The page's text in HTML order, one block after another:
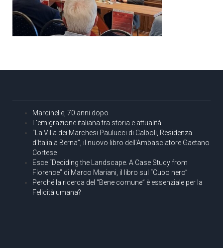
Marcinelle, 70 anni dopo
L’emigrazione italiana tra storia e attualità
“La Villa dei Marchesi Paulucci di Calboli, Residenza
d’Italia a Berna”, il nuovo libro dell’Ambasciatore Gaetano
Cortese
Esce “Deciding the Landscape. A Case Study from
Florence” di Marco Mariani, il libro sul “Cubo nero”
Perché la ricerca del “Bene comune” è essenziale per la
Felicità umana?